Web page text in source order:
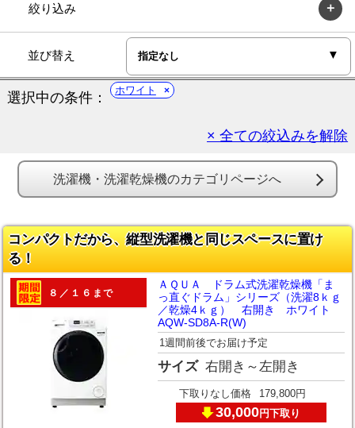
絞り込み
並び替え
選択中の条件： ホワイト
× 全ての絞込みを解除
洗濯機・洗濯乾燥機のカテゴリページへ
コンパクトだから、縦型洗濯機と同じスペースに置け
る！
８／１６まで
ＡＱＵＡ ドラム式洗濯乾燥機「ま
っ直ぐドラム」シリーズ（洗濯8ｋｇ
／乾燥4ｋｇ） 右開き ホワイト
AQW-SD8A-R(W)
1週間前後でお届け予定
サイズ 右開き～左開き
下取りなし価格 179,800円
30,000円下取り